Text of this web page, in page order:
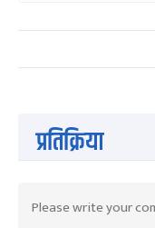
प्रतिक्रिया